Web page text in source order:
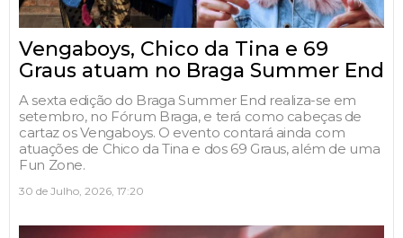
Vengaboys, Chico da Tina e 69
Graus atuam no Braga Summer End
A sexta edição do Braga Summer End realiza-se em
setembro, no Fórum Braga, e terá como cabeças de
cartaz os Vengaboys. O evento contará ainda com
atuações de Chico da Tina e dos 69 Graus, além de uma
Fun Zone.
30 de Julho, 2026, 17:20